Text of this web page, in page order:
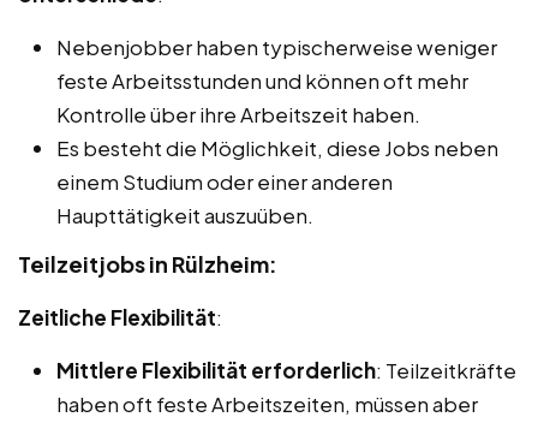
Nebenjobber haben typischerweise weniger
feste Arbeitsstunden und können oft mehr
Kontrolle über ihre Arbeitszeit haben.
Es besteht die Möglichkeit, diese Jobs neben
einem Studium oder einer anderen
Haupttätigkeit auszuüben.
Teilzeitjobs in Rülzheim:
Zeitliche Flexibilität:
Mittlere Flexibilität erforderlich: Teilzeitkräfte
haben oft feste Arbeitszeiten, müssen aber